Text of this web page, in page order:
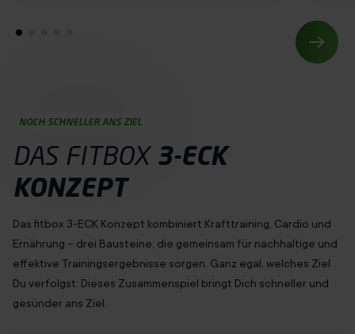
NOCH SCHNELLER ANS ZIEL
DAS FITBOX 3-ECK
KONZEPT
Das fitbox 3-ECK Konzept kombiniert Krafttraining, Cardio und
Ernährung – drei Bausteine, die gemeinsam für nachhaltige und
effektive Trainingsergebnisse sorgen. Ganz egal, welches Ziel
Du verfolgst: Dieses Zusammenspiel bringt Dich schneller und
gesünder ans Ziel.